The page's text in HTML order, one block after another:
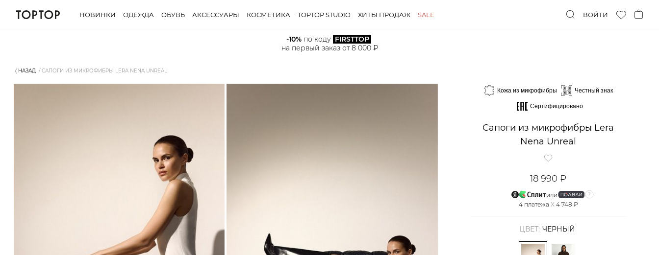
НОВИНКИ ОДЕЖДА ОБУВЬ АКСЕССУАРЫ КОСМЕТИКА TOPTOP STUDIO ХИТЫ ПРОДАЖ SALE ВОЙТИ
-10% по коду FIRSTTOP
на первый заказ от 8 000 ₽
⟨ НАЗАД САПОГИ ИЗ МИКРОФИБРЫ LERA NENA UNREAL
Кожа из микрофибры
Честный знак
Сертифицировано
Сапоги из микрофибры Lera
Nena Unreal
18 990 ₽
или
4 платежа X 4 748 ₽
ЦВЕТ: ЧЕРНЫЙ